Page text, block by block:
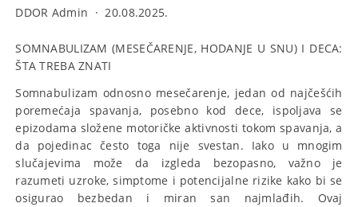
DDOR Admin ·20.08.2025.
SOMNABULIZAM (MESEČARENJE, HODANJE U SNU) I DECA:
ŠTA TREBA ZNATI
Somnabulizam odnosno mesečarenje, jedan od najčešćih
poremećaja spavanja, posebno kod dece, ispoljava se
epizodama složene motoričke aktivnosti tokom spavanja, a
da pojedinac često toga nije svestan. Iako u mnogim
slučajevima može da izgleda bezopasno, važno je
razumeti uzroke, simptome i potencijalne rizike kako bi se
osigurao bezbedan i miran san najmlađih. Ovaj